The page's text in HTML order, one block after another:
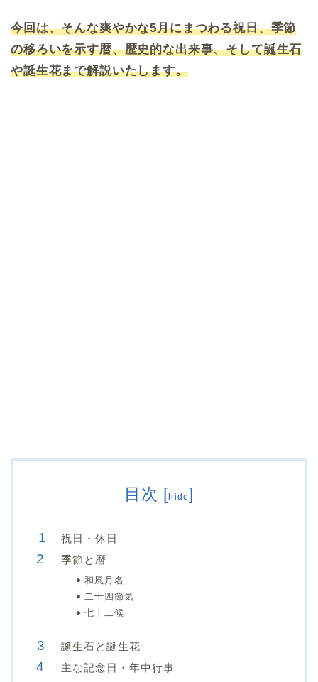
今回は、そんな爽やかな5月にまつわる祝日、季節
の移ろいを示す暦、歴史的な出来事、そして誕生石
や誕生花まで解説いたします。
目次 [hide]
祝日・休日
季節と暦
和風月名
二十四節気
七十二候
誕生石と誕生花
主な記念日・年中行事